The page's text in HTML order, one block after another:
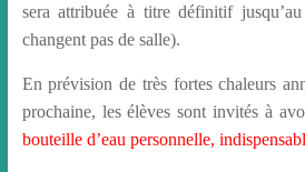
sera attribuée à titre définitif
changent pas de salle).
En prévision de très fortes chaleurs
prochaine, les élèves sont invités à
bouteille d’eau personnelle,